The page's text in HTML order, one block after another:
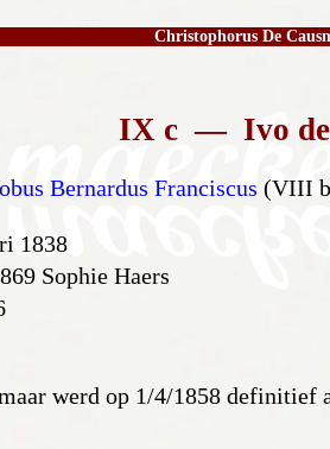
Christophorus De
IX c — Ivo de
Bernardus Franciscus (VIII
1838
Sophie Haers
werd op 1/4/1858